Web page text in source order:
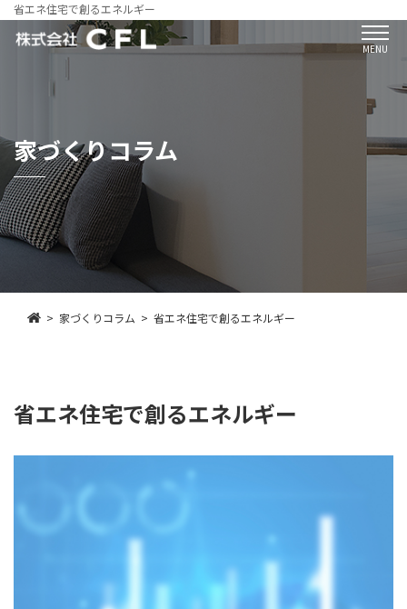
省エネ住宅で創るエネルギー
MENU
家づくりコラム
家づくりコラム 省エネ住宅で創るエネルギー
省エネ住宅で創るエネルギー